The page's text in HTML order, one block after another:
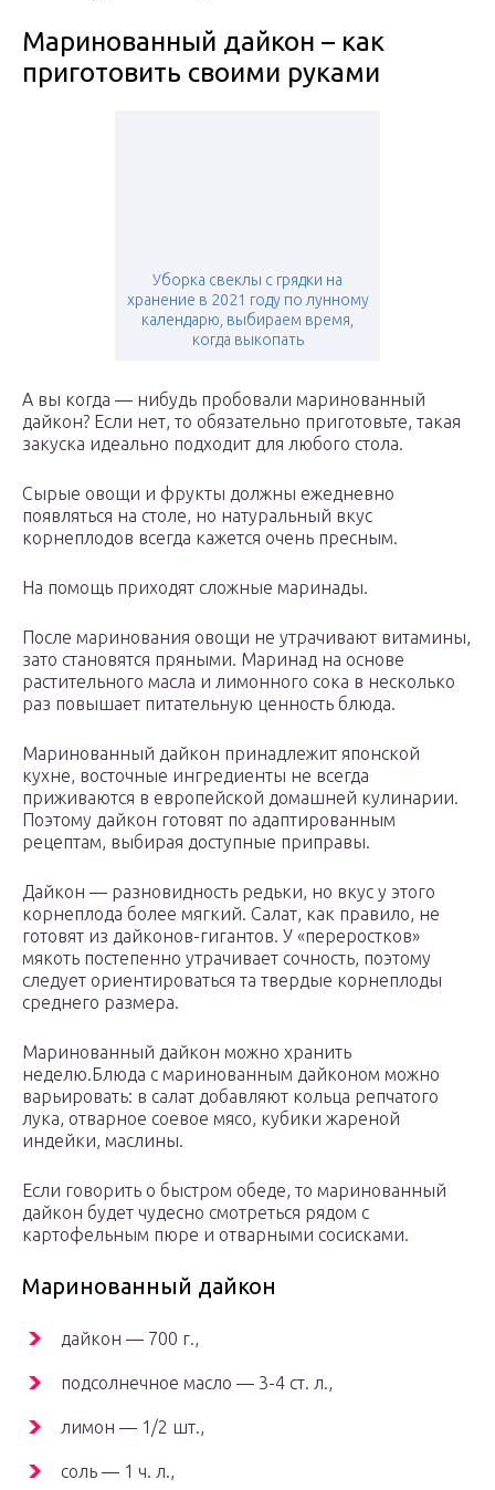
Маринованный дайкон – как
приготовить своими руками
Уборка свеклы с грядки на
хранение в 2021 году по лунному
календарю, выбираем время,
когда выкопать
А вы когда — нибудь пробовали маринованный
дайкон? Если нет, то обязательно приготовьте, такая
закуска идеально подходит для любого стола.
Сырые овощи и фрукты должны ежедневно
появляться на столе, но натуральный вкус
корнеплодов всегда кажется очень пресным.
На помощь приходят сложные маринады.
После маринования овощи не утрачивают витамины,
зато становятся пряными. Маринад на основе
растительного масла и лимонного сока в несколько
раз повышает питательную ценность блюда.
Маринованный дайкон принадлежит японской
кухне, восточные ингредиенты не всегда
приживаются в европейской домашней кулинарии.
Поэтому дайкон готовят по адаптированным
рецептам, выбирая доступные приправы.
Дайкон — разновидность редьки, но вкус у этого
корнеплода более мягкий. Салат, как правило, не
готовят из дайконов-гигантов. У «переростков»
мякоть постепенно утрачивает сочность, поэтому
следует ориентироваться та твердые корнеплоды
среднего размера.
Маринованный дайкон можно хранить
неделю.Блюда с маринованным дайконом можно
варьировать: в салат добавляют кольца репчатого
лука, отварное соевое мясо, кубики жареной
индейки, маслины.
Если говорить о быстром обеде, то маринованный
дайкон будет чудесно смотреться рядом с
картофельным пюре и отварными сосисками.
Маринованный дайкон
дайкон — 700 г.,
подсолнечное масло — 3-4 ст. л.,
лимон — 1/2 шт.,
соль — 1 ч. л.,